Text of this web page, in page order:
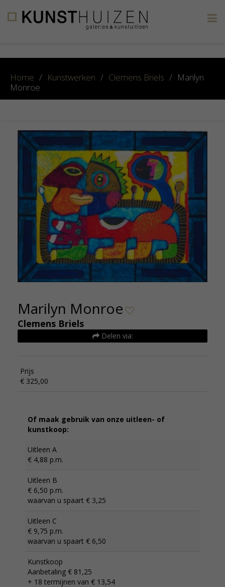
Home / Kunstwerken / Clemens Briels / Marilyn
Monroe
Marilyn Monroe
Clemens Briels
Delen via:
Prijs
€ 325,00
Of maak gebruik van onze uitleen- of
kunstkoop:
Uitleen A
€ 4,88 p.m.
Uitleen B
€ 6,50 p.m.
waarvan u spaart € 3,25
Uitleen C
€ 9,75 p.m.
waarvan u spaart € 6,50
Kunstkoop
Aanbetaling € 81,25
+ 18 termijnen van € 13,54